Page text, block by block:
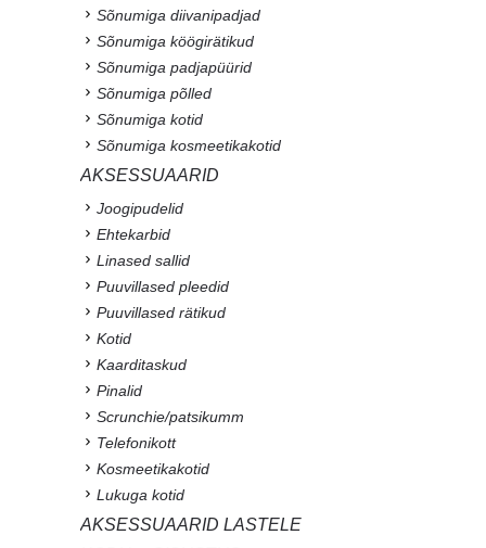
Sõnumiga diivanipadjad
Sõnumiga köögirätikud
Sõnumiga padjapüürid
Sõnumiga põlled
Sõnumiga kotid
Sõnumiga kosmeetikakotid
AKSESSUAARID
Joogipudelid
Ehtekarbid
Linased sallid
Puuvillased pleedid
Puuvillased rätikud
Kotid
Kaarditaskud
Pinalid
Scrunchie/patsikumm
Telefonikott
Kosmeetikakotid
Lukuga kotid
AKSESSUAARID LASTELE